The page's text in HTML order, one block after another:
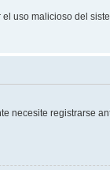
uso malicioso del
necesite registrarse